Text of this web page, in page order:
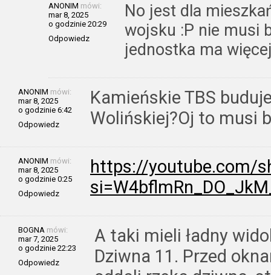
ANONIM mówi:
mar 8, 2025
o godzinie 20:29
Odpowiedz
No jest dla
wojsku :P nie musi
jednostka ma
ANONIM mówi:
mar 8, 2025
o godzinie 6:42
Odpowiedz
Kamieńskie TBS
Wolińskiej?Oj to musi
ANONIM mówi:
mar 8, 2025
o godzinie 0:25
Odpowiedz
https://youtube.com/
BOGNA mówi:
mar 7, 2025
o godzinie 22:23
Odpowiedz
A taki mieli ładny
Dziwna 11. Przed